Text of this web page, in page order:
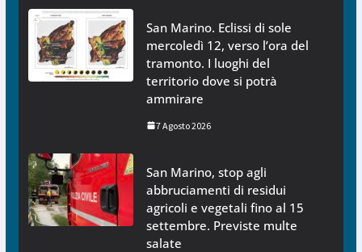
San Marino. Eclissi di sole
mercoledì 12, verso l’ora del
tramonto. I luoghi del
territorio dove si potrà
ammirare
7 Agosto 2026
San Marino, stop agli
abbruciamenti di residui
agricoli e vegetali fino al 15
settembre. Previste multe
salate